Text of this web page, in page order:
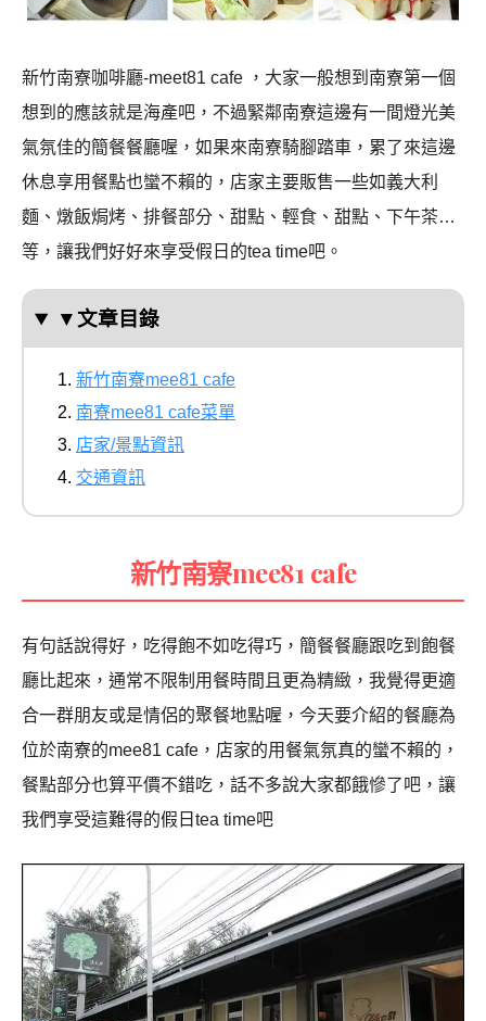
新竹南寮咖啡廳-meet81 cafe ，大家一般想到南寮第一個
想到的應該就是海產吧，不過緊鄰南寮這邊有一間燈光美
氣氛佳的簡餐餐廳喔，如果來南寮騎腳踏車，累了來這邊
休息享用餐點也蠻不賴的，店家主要販售一些如義大利
麵、燉飯焗烤、排餐部分、甜點、輕食、甜點、下午茶…
等，讓我們好好來享受假日的tea time吧。
▼文章目錄
新竹南寮mee81 cafe
南寮mee81 cafe菜單
店家/景點資訊
交通資訊
新竹南寮mee81 cafe
有句話說得好，吃得飽不如吃得巧，簡餐餐廳跟吃到飽餐
廳比起來，通常不限制用餐時間且更為精緻，我覺得更適
合一群朋友或是情侶的聚餐地點喔，今天要介紹的餐廳為
位於南寮的mee81 cafe ，店家的用餐氣氛真的蠻不賴的，
餐點部分也算平價不錯吃，話不多說大家都餓慘了吧，讓
我們享受這難得的假日 tea time吧